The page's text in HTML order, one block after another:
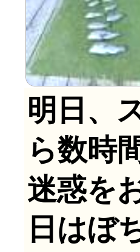
明日、
ら数時
迷惑を
日はぼ